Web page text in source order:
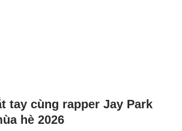
tay cùng rapper Jay Park
hè 2026